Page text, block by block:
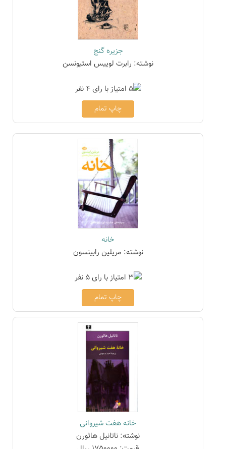
جزیره گنج
نوشته: رابرت لوییس استیونسن
چاپ تمام
خانه
نوشته: مریلین رابینسون
چاپ تمام
خانه هفت شیروانی
نوشته: ناتانیل هاثورن